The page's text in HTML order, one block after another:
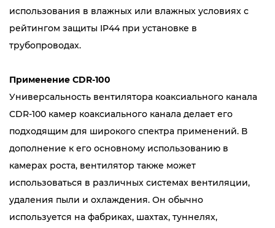
использования в влажных или влажных условиях с
рейтингом защиты IP44 при установке в
трубопроводах.
Применение CDR-100
Универсальность вентилятора коаксиального канала
CDR-100 камер коаксиального канала делает его
подходящим для широкого спектра применений. В
дополнение к его основному использованию в
камерах роста, вентилятор также может
использоваться в различных системах вентиляции,
удаления пыли и охлаждения. Он обычно
используется на фабриках, шахтах, туннелях,